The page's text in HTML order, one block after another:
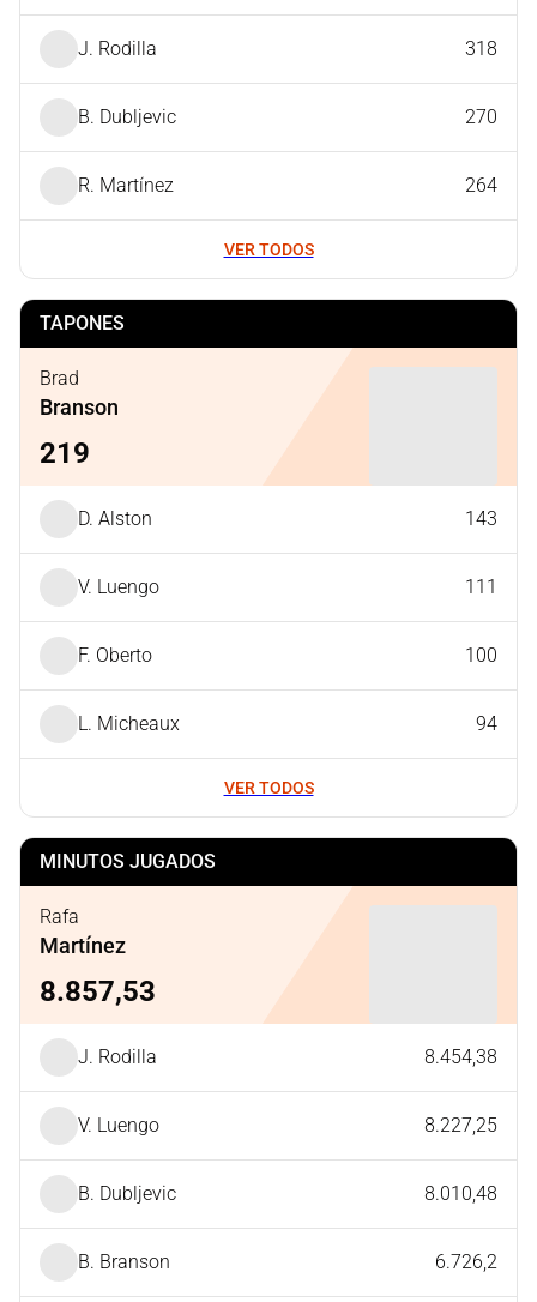
J. Rodilla 318
B. Dubljevic 270
R. Martínez 264
VER TODOS
TAPONES
Brad
Branson
219
D. Alston 143
V. Luengo 111
F. Oberto 100
L. Micheaux 94
VER TODOS
MINUTOS JUGADOS
Rafa
Martínez
8.857,53
J. Rodilla 8.454,38
V. Luengo 8.227,25
B. Dubljevic 8.010,48
B. Branson 6.726,2